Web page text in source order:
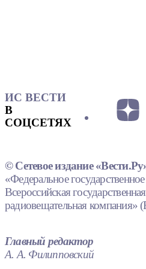
ИС ВЕСТИ
В
СОЦСЕТЯХ
© Сетевое издание
«Федеральное
Всероссийская
радиовещательная
Главный редактор
А. А. Филипповский